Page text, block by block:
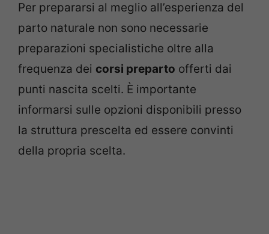
Per prepararsi al meglio all’esperienza del
parto naturale non sono necessarie
preparazioni specialistiche oltre alla
frequenza dei corsi preparto offerti dai
punti nascita scelti. È importante
informarsi sulle opzioni disponibili presso
la struttura prescelta ed essere convinti
della propria scelta.